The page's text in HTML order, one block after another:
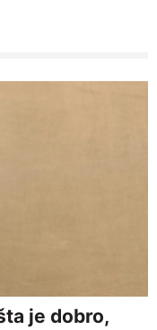
je dobro,